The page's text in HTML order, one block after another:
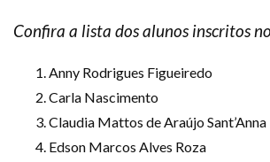
Confira a lista dos alunos inscritos
Anny Rodrigues Figueiredo
Carla Nascimento
Claudia Mattos de Araújo Sant’Anna
Edson Marcos Alves Roza